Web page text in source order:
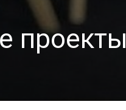
проекты